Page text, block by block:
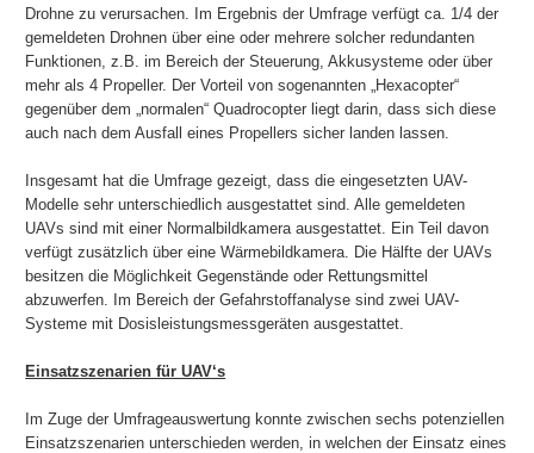
Drohne zu verursachen. Im Ergebnis der Umfrage verfügt ca. 1/4 der
gemeldeten Drohnen über eine oder mehrere solcher redundanten
Funktionen, z.B. im Bereich der Steuerung, Akkusysteme oder über
mehr als 4 Propeller. Der Vorteil von sogenannten „Hexacopter“
gegenüber dem „normalen“ Quadrocopter liegt darin, dass sich diese
auch nach dem Ausfall eines Propellers sicher landen lassen.
Insgesamt hat die Umfrage gezeigt, dass die eingesetzten UAV-
Modelle sehr unterschiedlich ausgestattet sind. Alle gemeldeten
UAVs sind mit einer Normalbildkamera ausgestattet. Ein Teil davon
verfügt zusätzlich über eine Wärmebildkamera. Die Hälfte der UAVs
besitzen die Möglichkeit Gegenstände oder Rettungsmittel
abzuwerfen. Im Bereich der Gefahrstoffanalyse sind zwei UAV-
Systeme mit Dosisleistungsmessgeräten ausgestattet.
Einsatzszenarien für UAV‘s
Im Zuge der Umfrageauswertung konnte zwischen sechs potenziellen
Einsatzszenarien unterschieden werden, in welchen der Einsatz eines